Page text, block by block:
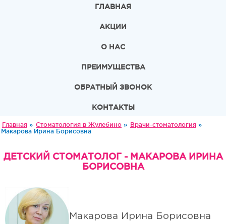
ГЛАВНАЯ
АКЦИИ
О НАС
ПРЕИМУЩЕСТВА
ОБРАТНЫЙ ЗВОНОК
КОНТАКТЫ
Главная » Стоматология в Жулебино » Врачи-стоматология »
Макарова Ирина Борисовна
ДЕТСКИЙ СТОМАТОЛОГ - МАКАРОВА ИРИНА
БОРИСОВНА
Макарова Ирина Борисовна